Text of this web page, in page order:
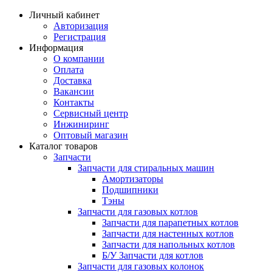
Личный кабинет
Авторизация
Регистрация
Информация
О компании
Оплата
Доставка
Вакансии
Контакты
Сервисный центр
Инжиниринг
Оптовый магазин
Каталог товаров
Запчасти
Запчасти для стиральных машин
Амортизаторы
Подшипники
Тэны
Запчасти для газовых котлов
Запчасти для парапетных котлов
Запчасти для настенных котлов
Запчасти для напольных котлов
Б/У Запчасти для котлов
Запчасти для газовых колонок